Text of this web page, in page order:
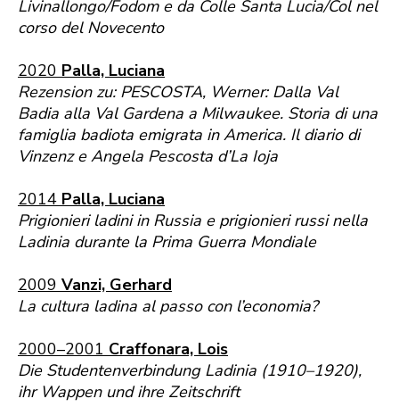
Livinallongo/Fodom e da Colle Santa Lucia/Col nel
corso del Novecento
2020 Palla, Luciana
Rezension zu: PESCOSTA, Werner: Dalla Val
Badia alla Val Gardena a Milwaukee. Storia di una
famiglia badiota emigrata in America. Il diario di
Vinzenz e Angela Pescosta d’La Ioja
2014 Palla, Luciana
Prigionieri ladini in Russia e prigionieri russi nella
Ladinia durante la Prima Guerra Mondiale
2009 Vanzi, Gerhard
La cultura ladina al passo con l’economia?
2000–2001 Craffonara, Lois
Die Studentenverbindung Ladinia (1910–1920),
ihr Wappen und ihre Zeitschrift